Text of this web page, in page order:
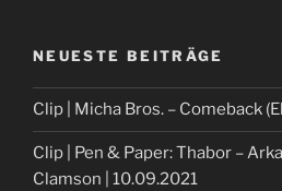
NEUESTE BEITRÄGE
Clip | Micha Bros. – Comeback
Clip | Pen & Paper: Thabor –
Clamson | 10.09.2021